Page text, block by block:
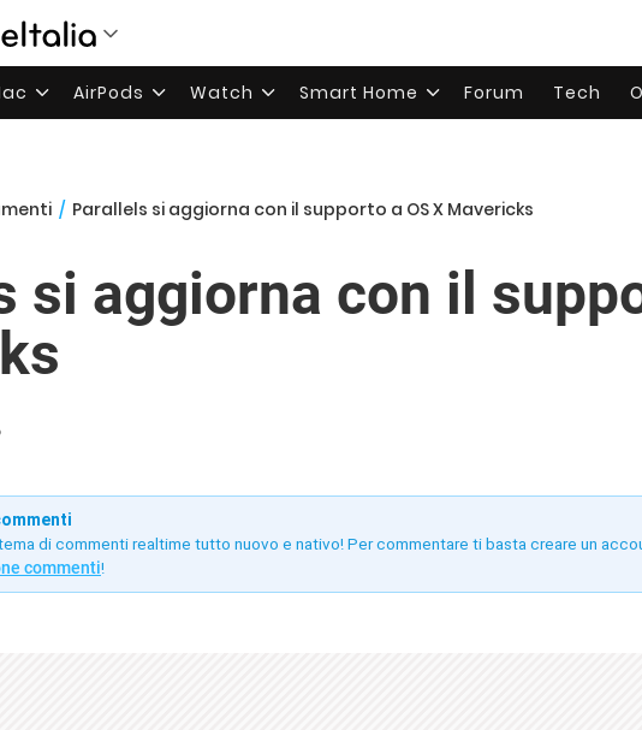
AirPods Watch Smart Home Forum Tech
/ Parallels si aggiorna con il supporto a OS X Mavericks
si aggiorna con il
di commenti realtime tutto nuovo e nativo! Per commentare ti basta creare un
commenti!